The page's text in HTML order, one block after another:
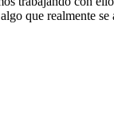
que realmente se